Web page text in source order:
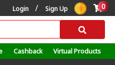
Login / Sign Up 0
Cashback Virtual Products